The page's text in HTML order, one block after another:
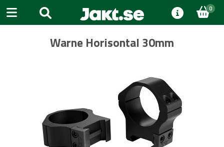
0
Warne Horisontal 30mm
Previous